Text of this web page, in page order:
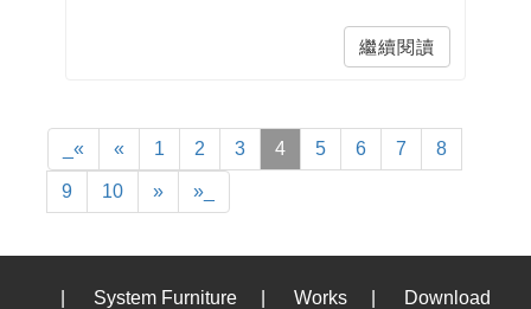
繼續閱讀
_« « 1 2 3 4 5 6 7 8
9 10 » »_
System Furniture Works Download